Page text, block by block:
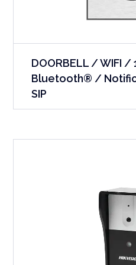
DOORBELL / WIFI
Bluetooth® /
SIP